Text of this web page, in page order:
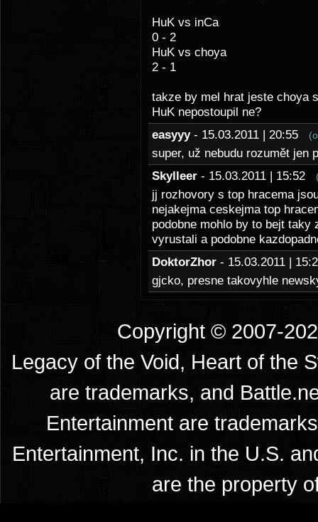
HuK vs inCa
0 - 2
HuK vs choya
2 - 1
takze by mel hrat jeste choya
HuK nepostoupil ne?
easyyy - 15.03.2011 | 20:55
super, už nebudu rozumět jen
Skylleer - 15.03.2011 | 15:52
jj rozhovory s top hracema
nejakejma ceskejma top
podobne mohlo by to bejt
vyrustali a podobne
DoktorZhor - 15.03.2011 |
gjcko, presne takovyhle
Copyright © 2007-
Legacy of the Void, Heart of the
are trademarks, and
Entertainment are
Entertainment, Inc. in the U.S.
are the property